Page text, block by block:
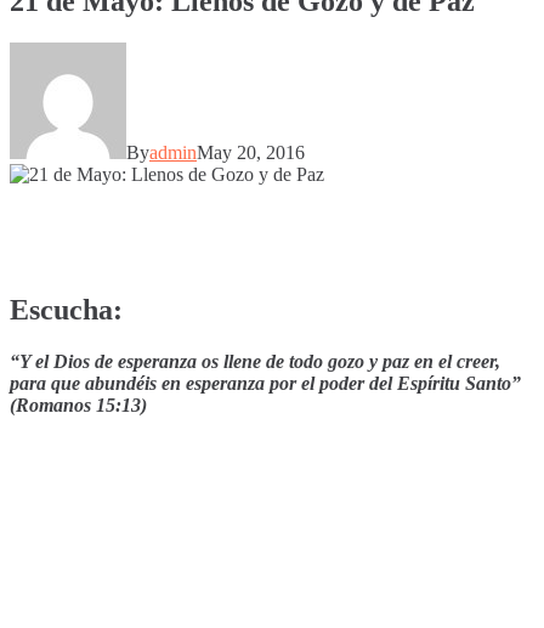
ByadminMay 20, 2016
Escucha:
“Y el Dios de esperanza os llene de todo gozo y paz en el creer,
para que abundéis en esperanza por el poder del Espíritu Santo”
(Romanos 15:13)